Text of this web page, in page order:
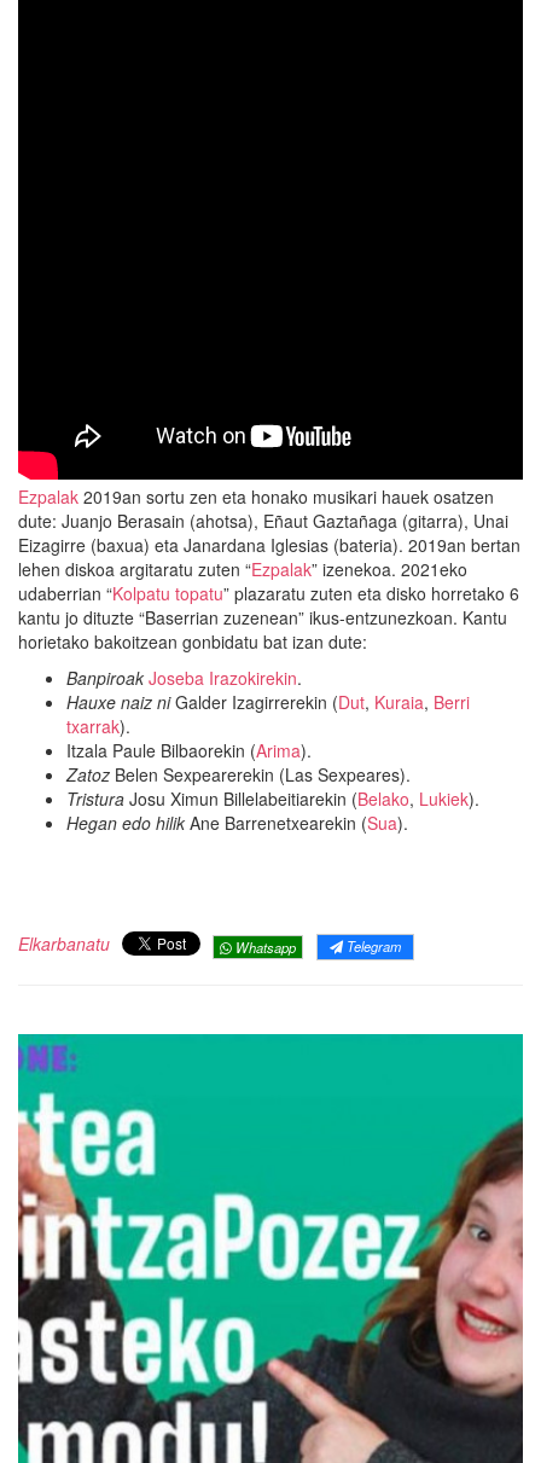
Ezpalak 2019an sortu zen eta honako musikari hauek osatzen
dute: Juanjo Berasain (ahotsa), Eñaut Gaztañaga (gitarra), Unai
Eizagirre (baxua) eta Janardana Iglesias (bateria). 2019an bertan
lehen diskoa argitaratu zuten “Ezpalak” izenekoa. 2021eko
udaberrian “Kolpatu topatu” plazaratu zuten eta disko horretako 6
kantu jo dituzte “Baserrian zuzenean” ikus-entzunezkoan. Kantu
horietako bakoitzean gonbidatu bat izan dute:
Banpiroak Joseba Irazokirekin.
Hauxe naiz niGalder Izagirrerekin (Dut, Kuraia, Berri
txarrak).
Itzala Paule Bilbaorekin (Arima).
Zatoz Belen Sexpearerekin (Las Sexpeares).
Tristura Josu Ximun Billelabeitiarekin (Belako, Lukiek).
Hegan edo hilik Ane Barrenetxearekin (Sua).
Elkarbanatu Whatsapp Telegram